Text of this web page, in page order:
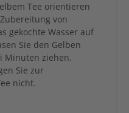
Tee orientieren
von
gekochte Wasser auf
Sie den Gelben
Minuten ziehen.
Sie zur
nicht.